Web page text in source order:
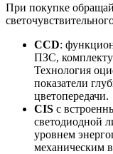
При покупке
CCD:
ПЗС,
Технология
показатели
цветопередачи.
CIS с
светодиодной
уровнем
механическим